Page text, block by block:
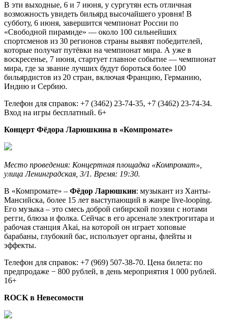
В эти выходные, 6 и 7 июня, у сургутян есть отличная
возможность увидеть бильярд высочайшего уровня! В
субботу, 6 июня, завершится чемпионат России по
«Свободной пирамиде» — около 100 сильнейших
спортсменов из 30 регионов страны выявят победителей,
которые получат путёвки на чемпионат мира. А уже в
воскресенье, 7 июня, стартует главное событие — чемпионат
мира, где за звание лучших будут бороться более 100
бильярдистов из 20 стран, включая Францию, Германию,
Индию и Сербию.
Телефон для справок: +7 (3462) 23-74-35, +7 (3462) 23-74-34.
Вход на игры бесплатный. 6+
Концерт Фёдора Ларюшкина в «Компромате»
Место проведения: Концертная площадка «Компромат»,
улица Ленинградская, 3/1. Время: 19:30.
В «Компромате» – Фёдор Ларюшкин: музыкант из Ханты-
Мансийска, более 15 лет выступающий в жанре live-looping.
Его музыка – это смесь доброй сибирской поэзии с нотами
регги, блюза и фолка. Сейчас в его арсенале электрогитара и
рабочая станция Akai, на которой он играет хоповые
барабаны, глубокий бас, использует органы, флейты и
эффекты.
Телефон для справок: +7 (969) 507-38-70. Цена билета: по
предпродаже − 800 рублей, в день мероприятия 1 000 рублей.
16+
ROCK в Невесомости